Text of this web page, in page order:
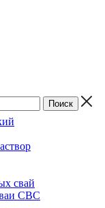
свай
СВС